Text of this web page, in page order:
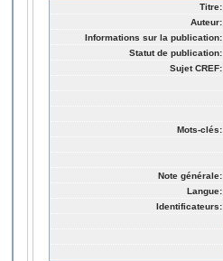
Titre:
Auteur:
Informations sur la publication:
Statut de publication:
Sujet CREF:
Mots-clés:
Note générale:
Langue:
Identificateurs: